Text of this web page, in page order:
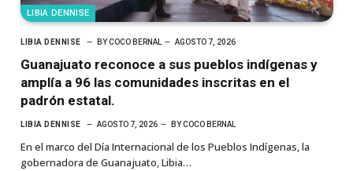
LIBIA DENNISE
LIBIA DENNISE BY COCO BERNAL AGOSTO 7, 2026
Guanajuato reconoce a sus pueblos indígenas y
amplía a 96 las comunidades inscritas en el
padrón estatal.
LIBIA DENNISE AGOSTO 7, 2026 BY COCO BERNAL
En el marco del Día Internacional de los Pueblos Indígenas, la
gobernadora de Guanajuato, Libia…